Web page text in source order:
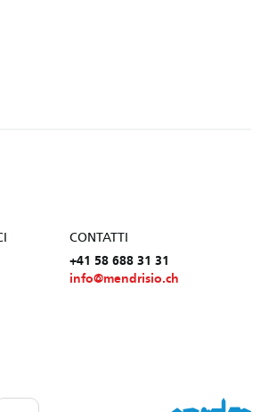
CONTATTI
+41 58 688 31 31
info@mendrisio.ch